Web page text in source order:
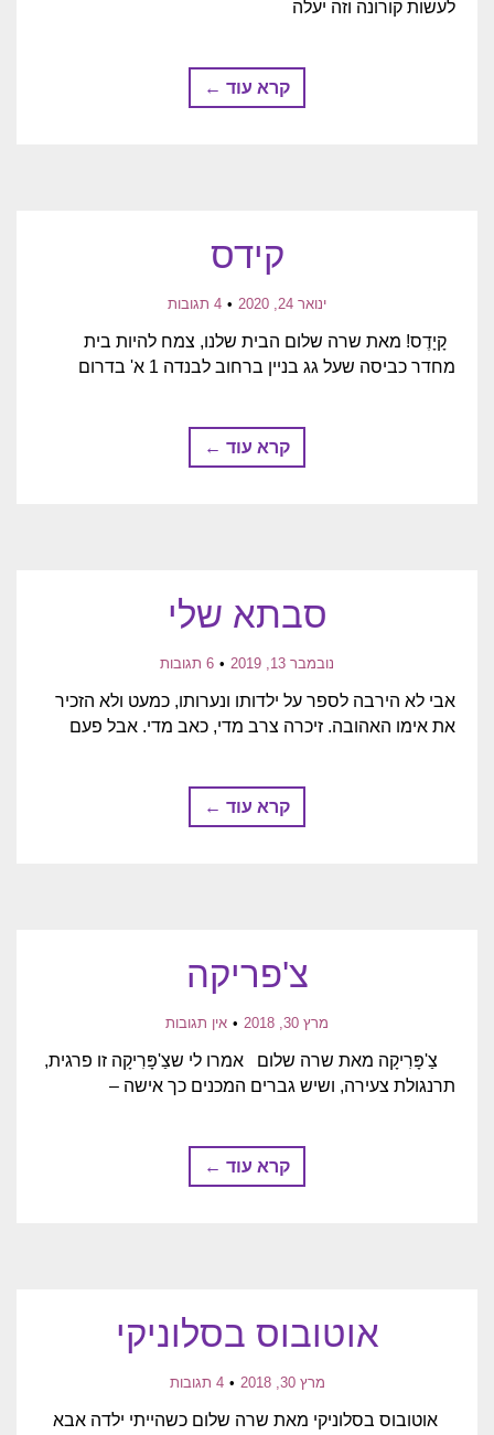
לעשות קורונה וזה יעלה
קרא עוד ←
קידס
ינואר 24, 2020 4 תגובות
קָיָדֶס! מאת שרה שלום הבית שלנו, צמח להיות בית
מחדר כביסה שעל גג בניין ברחוב לבנדה 1 א' בדרום
קרא עוד ←
סבתא שלי
נובמבר 13, 2019 6 תגובות
אבי לא הירבה לספר על ילדותו ונערותו, כמעט ולא הזכיר
את אימו האהובה. זיכרה צרב מדי, כאב מדי. אבל פעם
קרא עוד ←
צ'פריקה
מרץ 30, 2018 אין תגובות
צַ'פָּרִיקָה מאת שרה שלום אמרו לי שצַ'פָּרִיקָה זו פרגית,
תרנגולת צעירה, ושיש גברים המכנים כך אישה –
קרא עוד ←
אוטובוס בסלוניקי
מרץ 30, 2018 4 תגובות
אוטובוס בסלוניקי מאת שרה שלום כשהייתי ילדה אבא